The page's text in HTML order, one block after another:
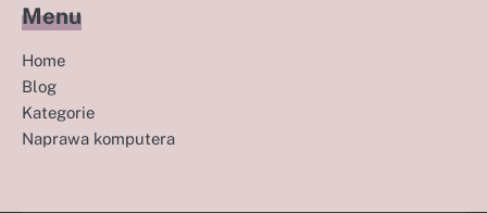
Menu
Home
Blog
Kategorie
Naprawa komputera